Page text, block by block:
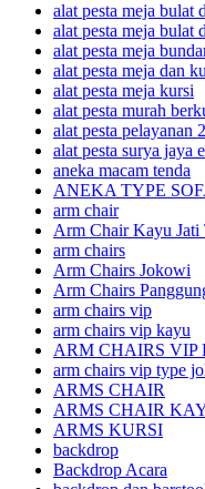
alat pesta meja bulat
alat pesta meja bulat
alat pesta meja
alat pesta meja dan
alat pesta meja kursi
alat pesta murah
alat pesta pelayanan
alat pesta surya jaya
aneka macam tenda
ANEKA TYPE
arm chair
Arm Chair Kayu
arm chairs
Arm Chairs Jokowi
Arm Chairs
arm chairs vip
arm chairs vip kayu
ARM CHAIRS VIP
arm chairs vip type
ARMS CHAIR
ARMS CHAIR
ARMS KURSI
backdrop
Backdrop Acara